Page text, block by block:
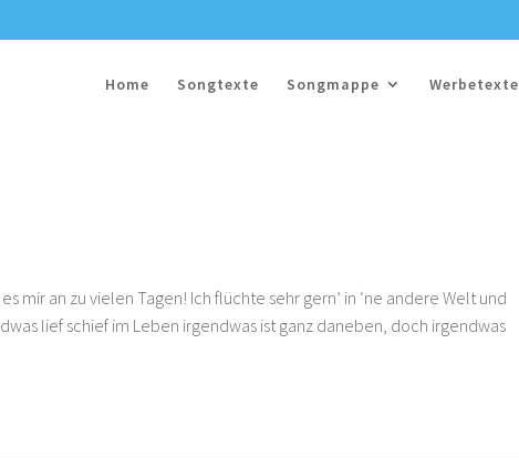
Home Songtexte Songmappe Werbetexte
mir an zu vielen Tagen! Ich flüchte sehr gern’ in ‘ne andere Welt und
lief schief im Leben irgendwas ist ganz daneben, doch irgendwas